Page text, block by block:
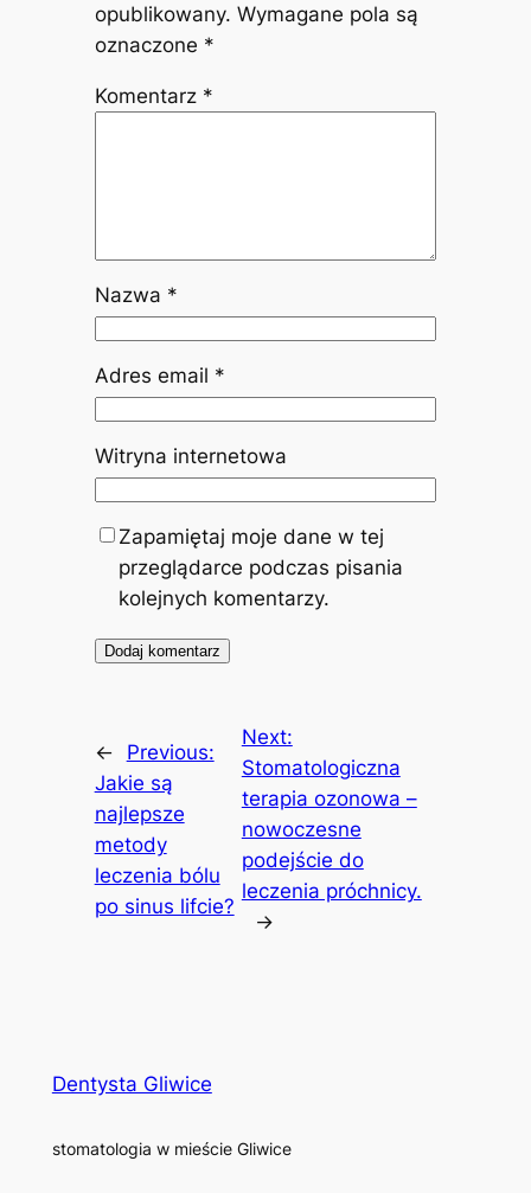
opublikowany. Wymagane pola są
oznaczone *
Komentarz *
Nazwa *
Adres email *
Witryna internetowa
Zapamiętaj moje dane w tej
przeglądarce podczas pisania
kolejnych komentarzy.
←
Previous:
Jakie są
najlepsze
metody
leczenia bólu
po sinus lifcie?
Next:
Stomatologiczna
terapia ozonowa –
nowoczesne
podejście do
leczenia próchnicy.
→
Dentysta Gliwice
stomatologia w mieście Gliwice